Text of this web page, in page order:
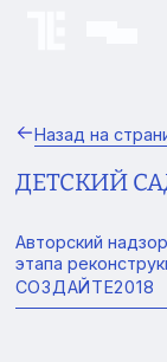
Назад на
ДЕТСКИЙ
Авторский
этапа
СОЗДАЙТЕ2018